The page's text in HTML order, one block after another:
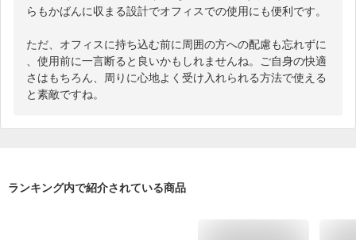
らもかばんに収まる設計でオフィスでの使用にも便利です。
ただ、オフィスに持ち込む前に周囲の方への配慮も忘れずに
、使用前に一言断ると良いかもしれませんね。ご自身の快適
さはもちろん、周りに心地よく受け入れられる方法で使える
と素敵ですね。
ランキング内で紹介されている商品